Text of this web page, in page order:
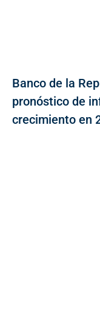
Banco de la
pronóstico de
crecimiento en